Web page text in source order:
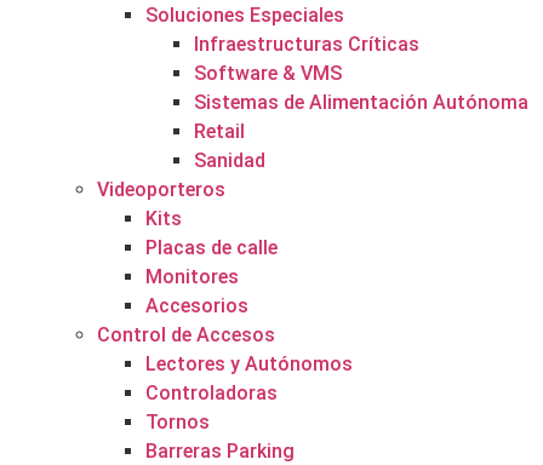
Soluciones Especiales
Infraestructuras Críticas
Software & VMS
Sistemas de Alimentación Autónoma
Retail
Sanidad
Videoporteros
Kits
Placas de calle
Monitores
Accesorios
Control de Accesos
Lectores y Autónomos
Controladoras
Tornos
Barreras Parking